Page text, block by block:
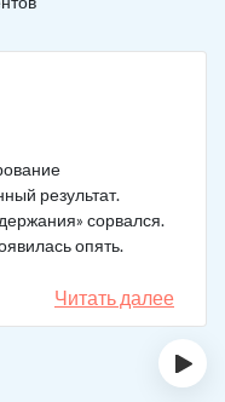
результат.
сорвался.
опять.
в клинику.
Согласился, и
завязке.
Читать далее
›